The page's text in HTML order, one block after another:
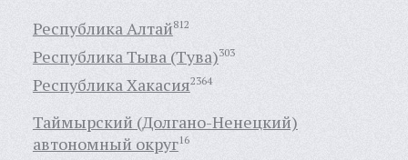
Республика Алтай812
Республика Тыва (Тува)303
Республика Хакасия2364
Таймырский (Долгано-Ненецкий)
автономный округ16